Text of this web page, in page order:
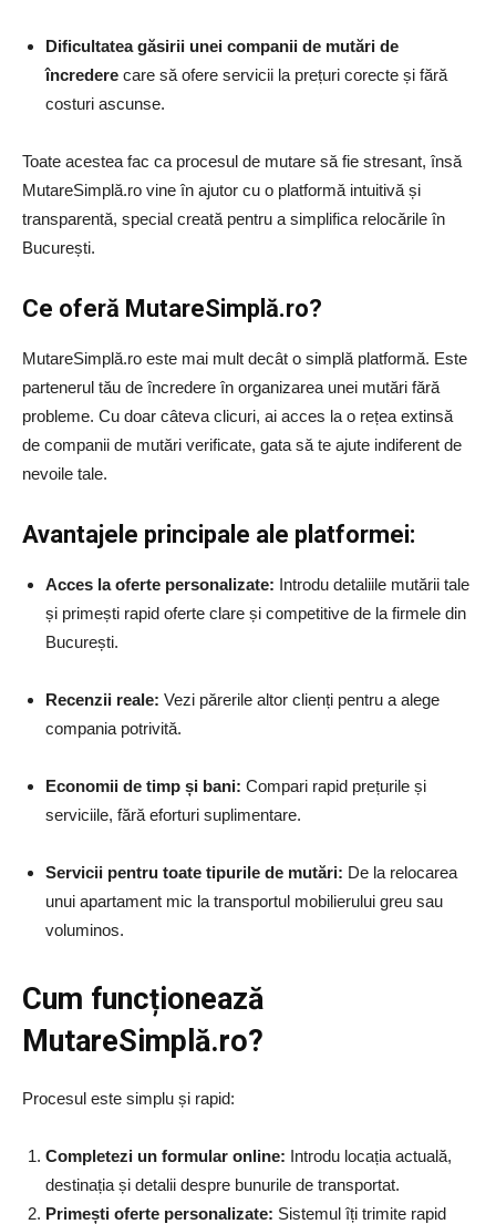
Dificultatea găsirii unei companii de mutări de
încredere care să ofere servicii la prețuri corecte și fără
costuri ascunse.
Toate acestea fac ca procesul de mutare să fie stresant, însă
MutareSimplă.ro vine în ajutor cu o platformă intuitivă și
transparentă, special creată pentru a simplifica relocările în
București.
Ce oferă MutareSimplă.ro?
MutareSimplă.ro este mai mult decât o simplă platformă. Este
partenerul tău de încredere în organizarea unei mutări fără
probleme. Cu doar câteva clicuri, ai acces la o rețea extinsă
de companii de mutări verificate, gata să te ajute indiferent de
nevoile tale.
Avantajele principale ale platformei:
Acces la oferte personalizate: Introdu detaliile mutării tale
și primești rapid oferte clare și competitive de la firmele din
București.
Recenzii reale: Vezi părerile altor clienți pentru a alege
compania potrivită.
Economii de timp și bani: Compari rapid prețurile și
serviciile, fără eforturi suplimentare.
Servicii pentru toate tipurile de mutări: De la relocarea
unui apartament mic la transportul mobilierului greu sau
voluminos.
Cum funcționează
MutareSimplă.ro?
Procesul este simplu și rapid:
Completezi un formular online: Introdu locația actuală,
destinația și detalii despre bunurile de transportat.
Primești oferte personalizate: Sistemul îți trimite rapid